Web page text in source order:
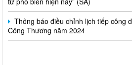
Thông báo điều chỉnh lịch tiếp công
Công Thương năm 2024